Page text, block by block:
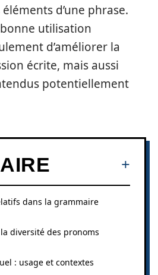
d’une phrase.
utilisation
d’améliorer la
écrite, mais aussi
potentiellement
dans la grammaire
diversité des pronoms
: usage et contextes